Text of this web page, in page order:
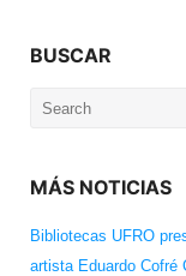
BUSCAR
Search
MÁS NOTICIAS
Bibliotecas UFRO
artista Eduardo Cofré